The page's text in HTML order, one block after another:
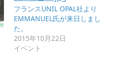
フランスUNIL OPAL社より
EMMANUEL氏が来日しまし
た。
2015年10月22日
イベント